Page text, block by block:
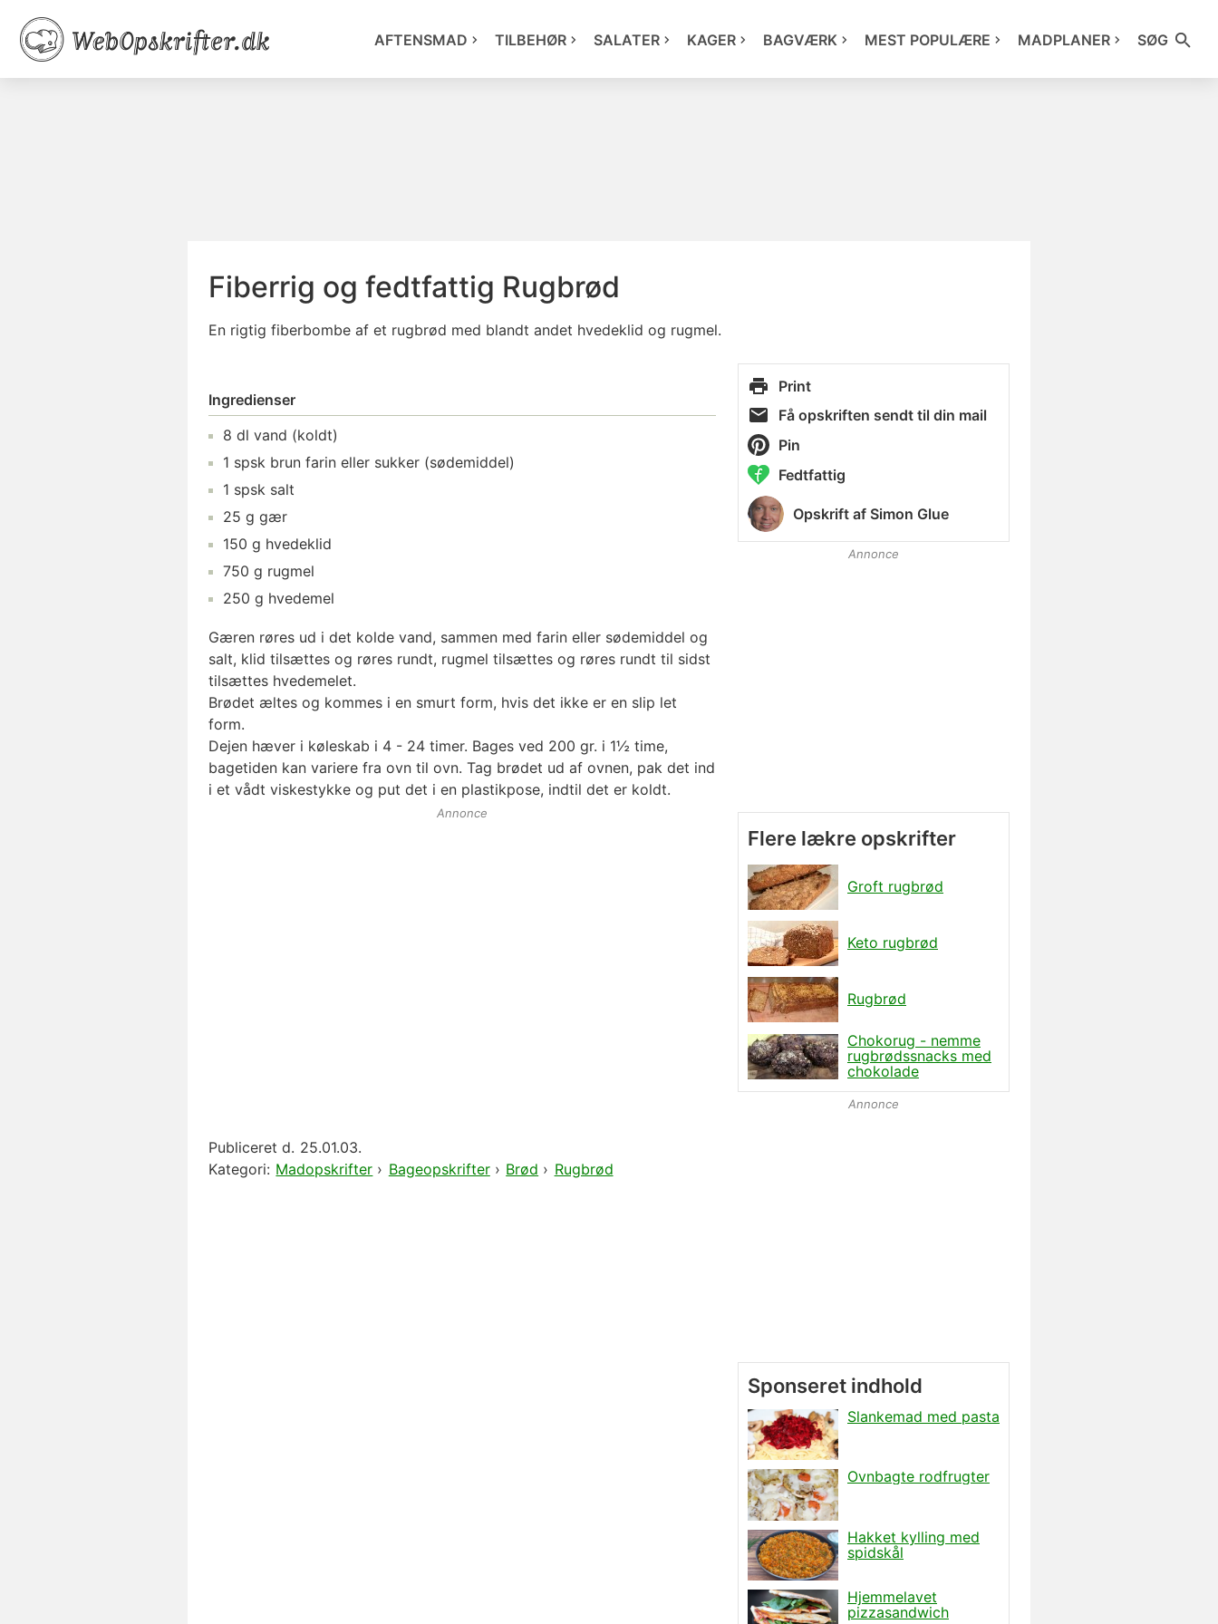
AFTENSMAD TILBEHØR SALATER KAGER BAGVÆRK MEST POPULÆRE MADPLANER SØG
Fiberrig og fedtfattig Rugbrød
En rigtig fiberbombe af et rugbrød med blandt andet hvedeklid og rugmel.
Ingredienser
8 dl vand (koldt)
1 spsk brun farin eller sukker (sødemiddel)
1 spsk salt
25 g gær
150 g hvedeklid
750 g rugmel
250 g hvedemel
Gæren røres ud i det kolde vand, sammen med farin eller sødemiddel og
salt, klid tilsættes og røres rundt, rugmel tilsættes og røres rundt til sidst
tilsættes hvedemelet.
Brødet æltes og kommes i en smurt form, hvis det ikke er en slip let
form.
Dejen hæver i køleskab i 4 - 24 timer. Bages ved 200 gr. i 1½ time,
bagetiden kan variere fra ovn til ovn. Tag brødet ud af ovnen, pak det ind
i et vådt viskestykke og put det i en plastikpose, indtil det er koldt.
Annonce
Publiceret d. 25.01.03.
Kategori: Madopskrifter › Bageopskrifter› Brød › Rugbrød
Print
Få opskriften sendt til din mail
Pin
Fedtfattig
Opskrift af Simon Glue
Annonce
Flere lækre opskrifter
Groft rugbrød
Keto rugbrød
Rugbrød
Chokorug - nemme
rugbrødssnacks med
chokolade
Annonce